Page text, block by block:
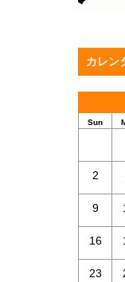
カレン
Sun
2
9
16
23